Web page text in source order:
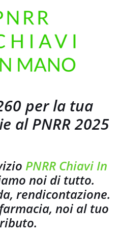
per la tua
al PNRR 2025
PNRR Chiavi In
noi di tutto.
rendicontazione.
noi al tuo